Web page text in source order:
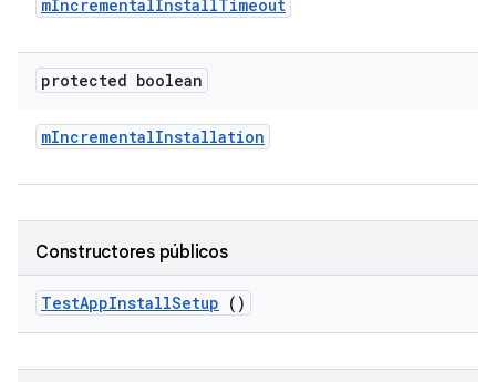
mIncrementalInstallTimeout
protected boolean
mIncrementalInstallation
Constructores públicos
TestAppInstallSetup ()